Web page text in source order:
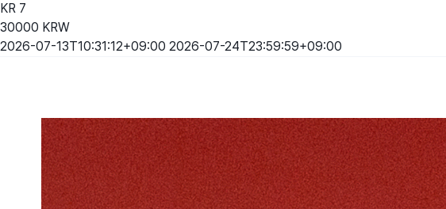
KR 7
30000 KRW
2026-07-13T10:31:12+09:00 2026-07-24T23:59:59+09:00